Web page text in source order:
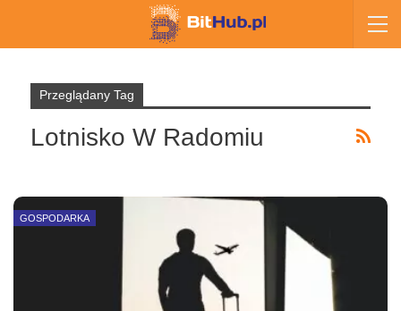
Przeglądany Tag
Lotnisko W Radomiu
GOSPODARKA